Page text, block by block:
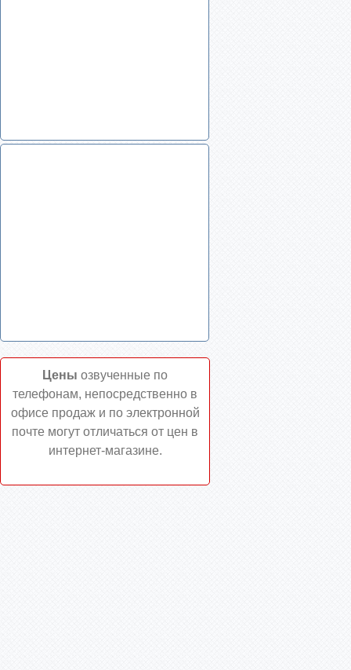
Цены озвученные по
телефонам, непосредственно в
офисе продаж и по электронной
почте могут отличаться от цен в
интернет-магазине.